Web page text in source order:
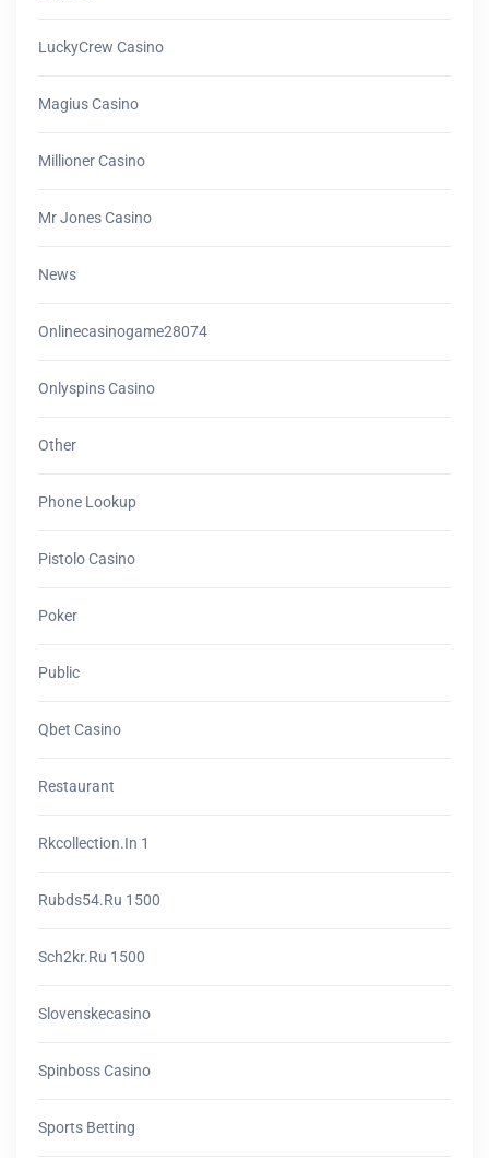
LuckyCrew Casino
Magius Casino
Millioner Casino
Mr Jones Casino
News
Onlinecasinogame28074
Onlyspins Casino
Other
Phone Lookup
Pistolo Casino
Poker
Public
Qbet Casino
Restaurant
Rkcollection.in 1
Rubds54.ru 1500
Sch2kr.ru 1500
Slovenskecasino
Spinboss Casino
Sports Betting